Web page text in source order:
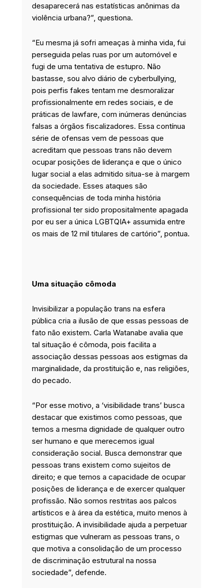
desaparecerá nas estatísticas anônimas da
violência urbana?”, questiona.
“Eu mesma já sofri ameaças à minha vida, fui
perseguida pelas ruas por um automóvel e
fugi de uma tentativa de estupro. Não
bastasse, sou alvo diário de cyberbullying,
pois perfis fakes tentam me desmoralizar
profissionalmente em redes sociais, e de
práticas de lawfare, com inúmeras denúncias
falsas a órgãos fiscalizadores. Essa contínua
série de ofensas vem de pessoas que
acreditam que pessoas trans não devem
ocupar posições de liderança e que o único
lugar social a elas admitido situa-se à margem
da sociedade. Esses ataques são
consequências de toda minha história
profissional ter sido propositalmente apagada
por eu ser a única LGBTQIA+ assumida entre
os mais de 12 mil titulares de cartório”, pontua.
Uma situação cômoda
Invisibilizar a população trans na esfera
pública cria a ilusão de que essas pessoas de
fato não existem. Carla Watanabe avalia que
tal situação é cômoda, pois facilita a
associação dessas pessoas aos estigmas da
marginalidade, da prostituição e, nas religiões,
do pecado.
“Por esse motivo, a ‘visibilidade trans’ busca
destacar que existimos como pessoas, que
temos a mesma dignidade de qualquer outro
ser humano e que merecemos igual
consideração social. Busca demonstrar que
pessoas trans existem como sujeitos de
direito; e que temos a capacidade de ocupar
posições de liderança e de exercer qualquer
profissão. Não somos restritas aos palcos
artísticos e à área da estética, muito menos à
prostituição. A invisibilidade ajuda a perpetuar
estigmas que vulneram as pessoas trans, o
que motiva a consolidação de um processo
de discriminação estrutural na nossa
sociedade”, defende.